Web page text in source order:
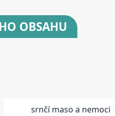
OBSAHU
srnčí maso a nemoci